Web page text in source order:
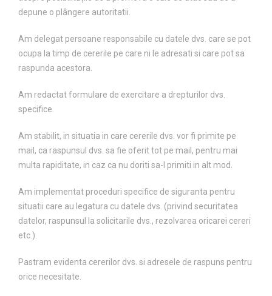
depune o plângere autoritatii.
Am delegat persoane responsabile cu datele dvs. care se pot
ocupa la timp de cererile pe care ni le adresati si care pot sa
raspunda acestora.
Am redactat formulare de exercitare a drepturilor dvs.
specifice.
Am stabilit, in situatia in care cererile dvs. vor fi primite pe
mail, ca raspunsul dvs. sa fie oferit tot pe mail, pentru mai
multa rapiditate, in caz ca nu doriti sa-l primiti in alt mod.
Am implementat proceduri specifice de siguranta pentru
situatii care au legatura cu datele dvs. (privind securitatea
datelor, raspunsul la solicitarile dvs., rezolvarea oricarei cereri
etc.).
Pastram evidenta cererilor dvs. si adresele de raspuns pentru
orice necesitate.